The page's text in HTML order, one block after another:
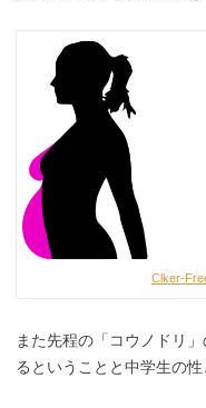
Clker-
また先程の「コウノドリ
るということと中学生の